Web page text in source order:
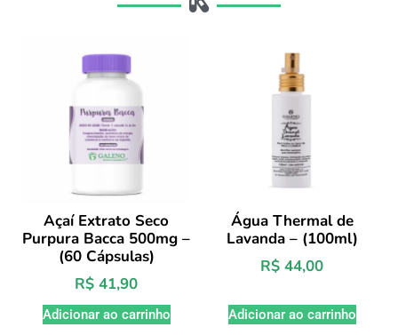
Açaí Extrato Seco
Purpura Bacca 500mg –
(60 Cápsulas)
R$ 41,90
Adicionar ao carrinho
Água Thermal de
Lavanda – (100ml)
R$ 44,00
Adicionar ao carrinho